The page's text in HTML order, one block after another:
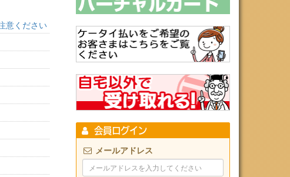
意ください
会員ログイン
メールアドレス